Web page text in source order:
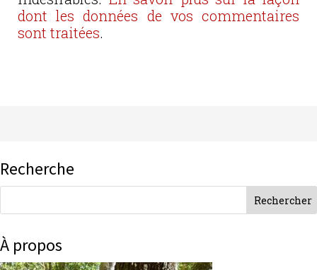
dont les données de vos commentaires
sont traitées.
Recherche
À propos